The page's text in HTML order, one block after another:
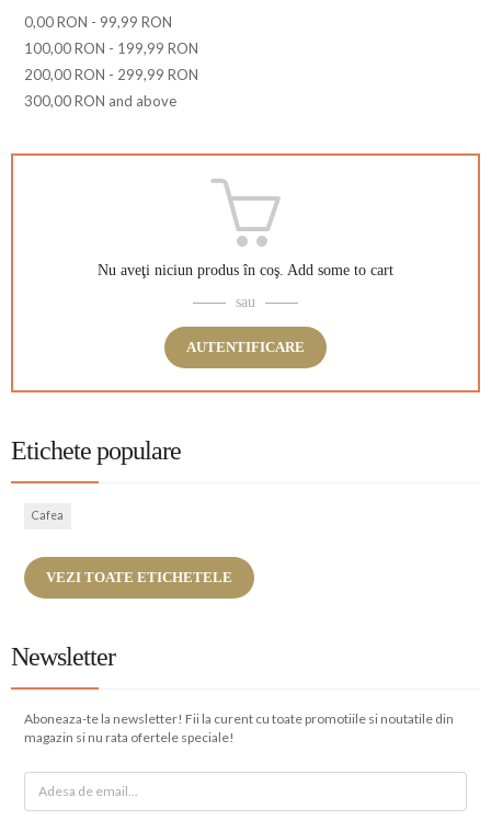
0,00 RON - 99,99 RON
100,00 RON - 199,99 RON
200,00 RON - 299,99 RON
300,00 RON and above
Nu aveţi niciun produs în coş. Add some to cart
sau
AUTENTIFICARE
Etichete populare
Cafea
VEZI TOATE ETICHETELE
Newsletter
Aboneaza-te la newsletter! Fii la curent cu toate promotiile si noutatile din
magazin si nu rata ofertele speciale!